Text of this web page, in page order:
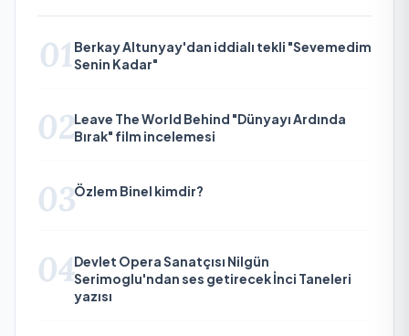
01 Berkay Altunyay'dan iddialı tekli "Sevemedim
Senin Kadar"
02Leave The World Behind "Dünyayı Ardında
Bırak" film incelemesi
03Özlem Binel kimdir?
04Devlet Opera Sanatçısı Nilgün
Serimoglu'ndan ses getirecek İnci Taneleri
yazısı